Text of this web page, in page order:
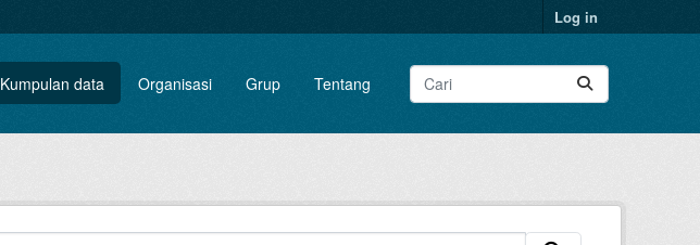
Log in
Kumpulan data Organisasi Grup Tentang